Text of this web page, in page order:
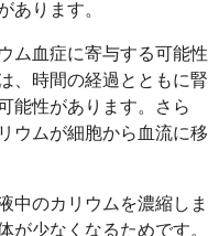
あります。
ム血症に寄与する可能性
、時間の経過とともに腎
能性があります。さら
ウムが細胞から血流に移
中のカリウムを濃縮しま
が少なくなるためです。